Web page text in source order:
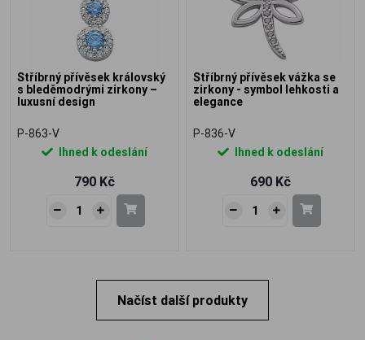
Stříbrný přívěsek královský
s bleděmodrými zirkony –
luxusní design
P-863-V
Ihned k odeslání
790 Kč
Stříbrný přívěsek vážka se
zirkony - symbol lehkosti a
elegance
P-836-V
Ihned k odeslání
690 Kč
Načíst další produkty